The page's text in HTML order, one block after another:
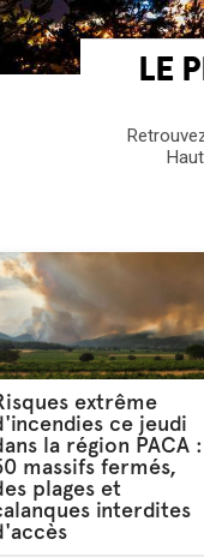
LE
extrême
ce jeudi
la région PACA :
massifs fermés,
plages et
interdites